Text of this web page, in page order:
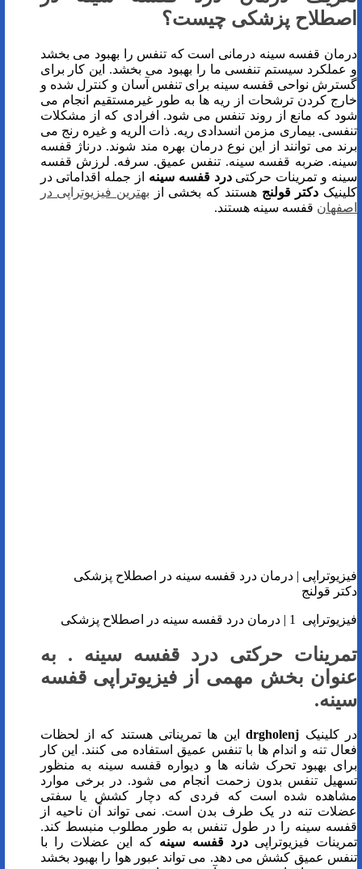
اصطلاح پزشکی چیست؟
درمان قفسه سینه درمانی است که تنفس را بهبود می بخشد
و عملکرد سیستم تنفسی ما را بهبود می بخشد. این کار برای
گسترش نواحی قفسه سینه برای تنفس آسان و کنترل شده و
خارج کردن ترشحات از ریه ها به طور غیرمستقیم انجام می
شود که مانع از روند تنفس می شود. افرادی که از مشکلات
تنفسی. بیماری مزمن انسدادی ریه. ذات الریه و غیره رنج می
برند می توانند از این نوع درمان بهره مند شوند. درناژ قفسه
سینه. ضربه قفسه سینه. تنفس عمیق. سرفه. لرزش قفسه
سینه و تمرینات حرکتیدرد قفسه سینه از جمله اقداماتی در
کلینیک دکتر قولنج هستند که بخشی از بهترین فیزیوتراپی در
اصفهان قفسه سینه هستند.
فیزیوتراپی | درمان درد قفسه سینه در اصطلاح پزشکی
دکتر قولنج
فیزیوتراپی 1 | درمان درد قفسه سینه در اصطلاح پزشکی
تمرینات حرکتی درد قفسه سینه . به
عنوان بخش مهمی از فیزیوتراپی قفسه
سینه.
در کلینیک drgholenjاین ها تمریناتی هستند که از لحظات
فعال تنه و اندام ها با تنفس عمیق استفاده می کنند. این کار
برای بهبود تحرک شانه ها و دیواره قفسه سینه به منظور
تسهیل تنفس بدون زحمت انجام می شود. در برخی موارد
مشاهده شده است که فردی که دچار کشش یا سفتی
عضلات تنه در یک طرف بدن است. نمی تواند آن ناحیه از
قفسه سینه را در طول تنفس به طور مطلوب منبسط کند.
تمرینات فیزیوتراپیدرد قفسه سینه که این عضلات را با
تنفس عمیق کشش می دهد. می تواند عبور هوا را بهبود بخشد